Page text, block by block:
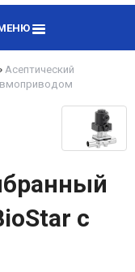
Асептический
с